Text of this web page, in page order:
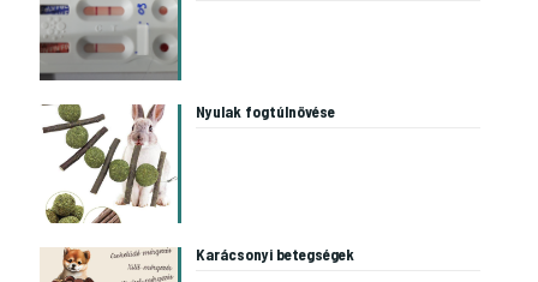
Nyulak fogtúlnövése
Karácsonyi betegségek